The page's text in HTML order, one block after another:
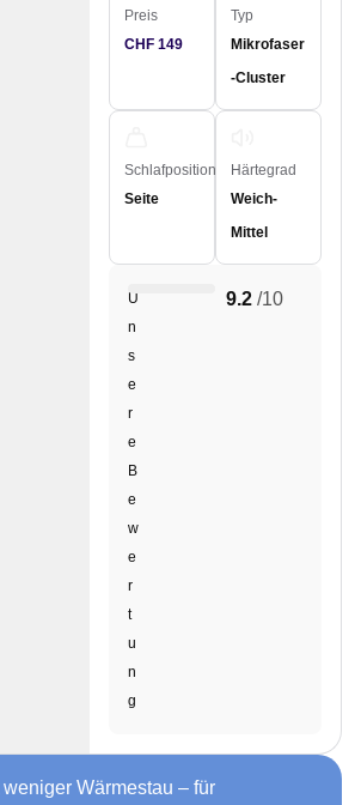
Preis
CHF 149
Typ
Mikrofaser
-Cluster
Schlafposition
Seite
Härtegrad
Weich-
Mittel
U
n
s
e
r
e
B
e
w
e
r
t
u
n
g
9.2 /10
Wärmestau – für